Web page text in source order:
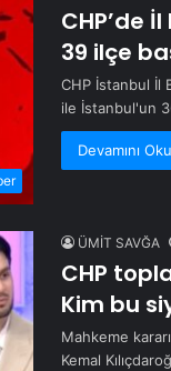
CHP’de
39 ilçe
CHP İstanbul İl
ile İstanbul'un
Devamını
ÜMİT SAVĞA
CHP
Kim bu
Mahkeme
Kemal